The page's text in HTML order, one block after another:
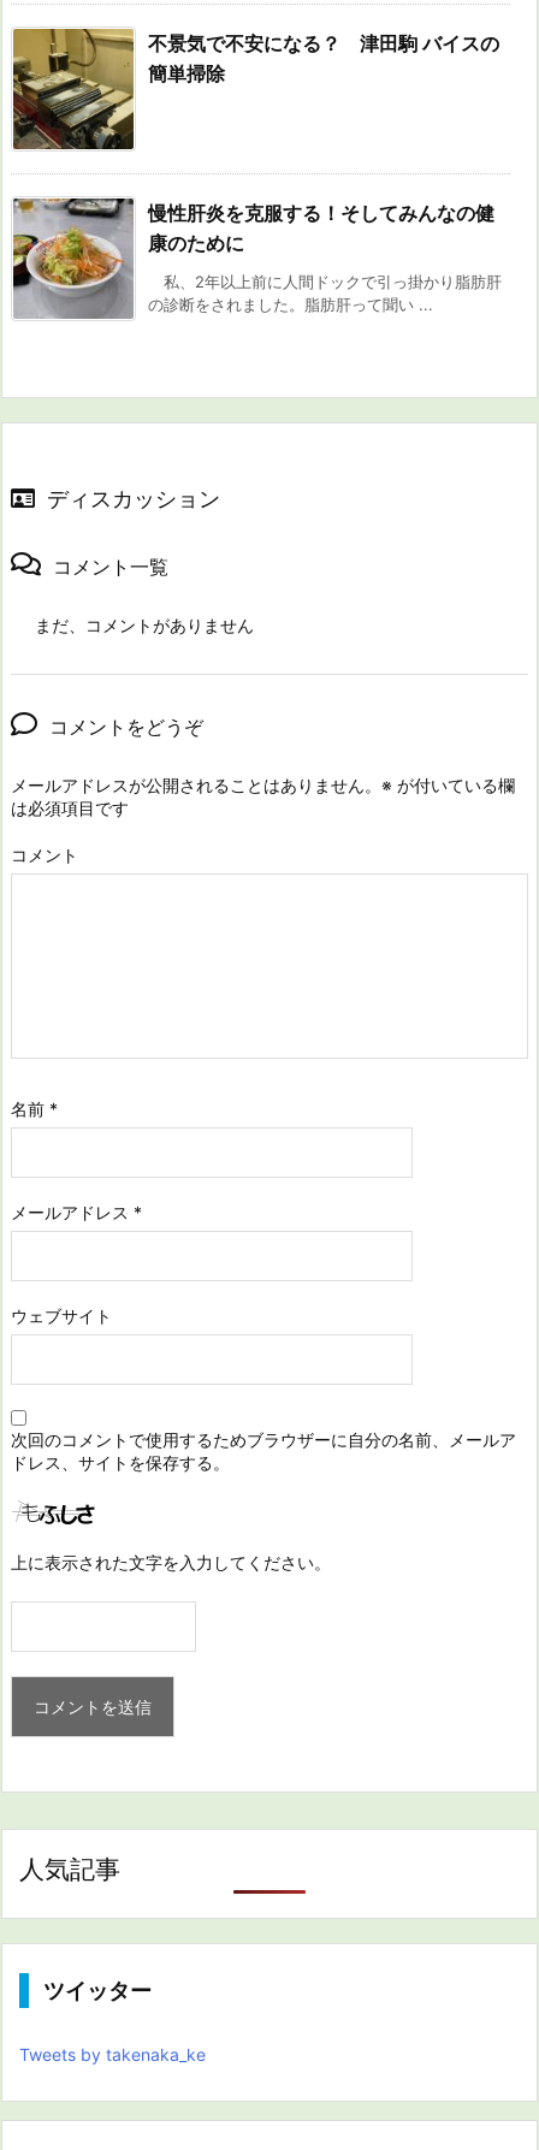
不景気で不安になる？ 津田駒 バイスの
簡単掃除
慢性肝炎を克服する！そしてみんなの健
康のために
私、2年以上前に人間ドックで引っ掛かり脂肪肝
の診断をされました。脂肪肝って聞い ...
ディスカッション
コメント一覧
まだ、コメントがありません
コメントをどうぞ
メールアドレスが公開されることはありません。 ※ が付いている欄
は必須項目です
コメント
名前 *
メールアドレス *
ウェブサイト
次回のコメントで使用するためブラウザーに自分の名前、メールア
ドレス、サイトを保存する。
上に表示された文字を入力してください。
人気記事
ツイッター
Tweets by takenaka_ke